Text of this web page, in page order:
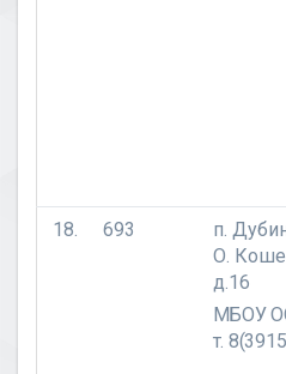
18. 693
п.
О.
д.16
МБОУ
т.